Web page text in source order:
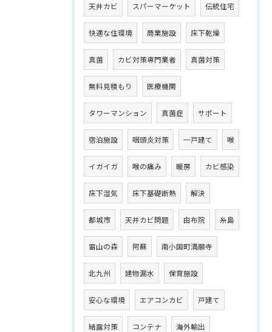
天井カビ スパーマーケット 伝統住宅
快適な住環境 商業施設 床下乾燥
真菌 カビ対策専門業者 真菌対策
無料見積もり 医療機関
タワーマンション 真菌症 サポート
宿泊施設 咽頭炎対策 一戸建て 喉
イガイガ 喉の痛み 暖房 カビ感染
床下湿気 床下基礎断熱 解決
都城市 天井カビ問題 由布院 糸島
雷山の森 阿蘇 南小国町満願寺
北九州 建物漏水 保育施設
安心な環境 エアコンカビ 戸建て
結露対策 コンテナ 海外輸出